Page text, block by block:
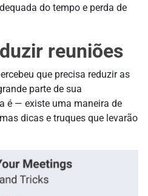
do tempo e perda de
reuniões
que precisa reduzir as
parte de sua
é — existe uma maneira de
dicas e truques que levarão